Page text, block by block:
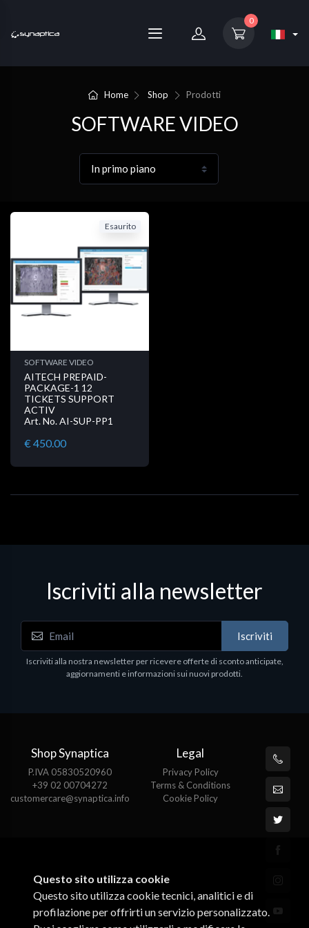
0
Home Shop Prodotti
SOFTWARE VIDEO
Esaurito
SOFTWARE VIDEO
AITECH PREPAID-
PACKAGE-1 12
TICKETS SUPPORT
ACTIV
Art. No. AI-SUP-PP1
€ 450.00
Iscriviti alla newsletter
Iscriviti
Iscriviti alla nostra newsletter per ricevere offerte di sconto anticipate,
aggiornamenti e informazioni sui nuovi prodotti.
Shop Synaptica
P.IVA 05830520960
+39 02 00704272
customercare@synaptica.info
Legal
Privacy Policy
Terms & Conditions
Cookie Policy
Questo sito utilizza cookie
Questo sito utilizza cookie tecnici, analitici e di
profilazione per offrirti un servizio personalizzato.